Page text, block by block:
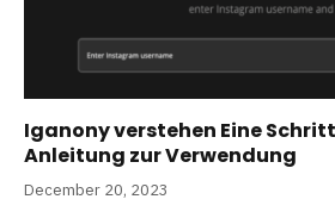
Iganony verstehen Eine
Anleitung zur Verwendung
December 20, 2023